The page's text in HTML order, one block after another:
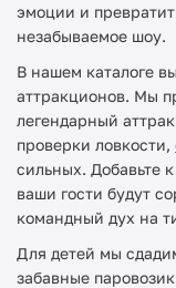
эмоции и
незабываемое шоу.
В нашем каталоге
аттракционов. Мы
легендарный
проверки ловкости,
сильных. Добавьте
ваши гости будут
командный дух на
Для детей мы
забавные